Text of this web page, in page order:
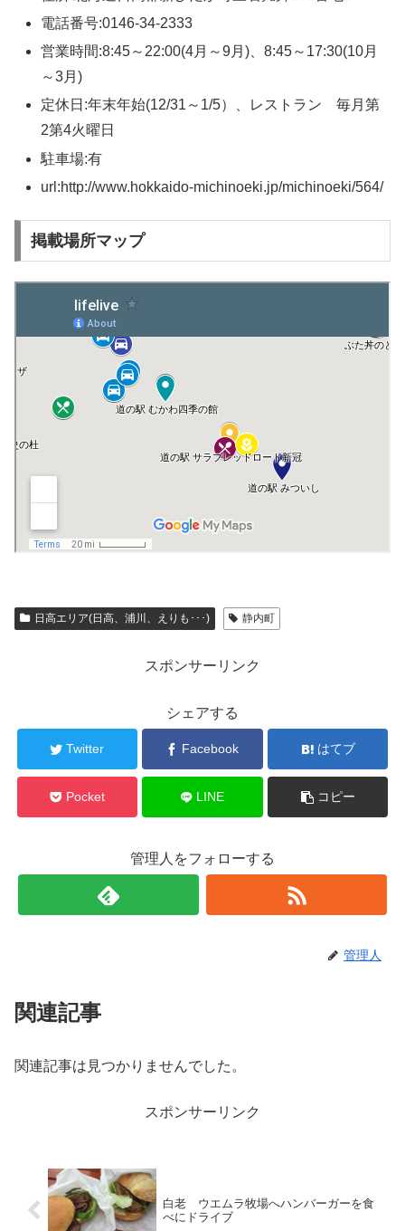
電話番号:0146-34-2333
営業時間:8:45～22:00(4月～9月)、8:45～17:30(10月
～3月)
定休日:年末年始(12/31～1/5）、レストラン 毎月第
2第4火曜日
駐車場:有
url:http://www.hokkaido-michinoeki.jp/michinoeki/564/
掲載場所マップ
日高エリア(日高、浦川、えりも･･･) 静内町
スポンサーリンク
シェアする
Twitter Facebook はてブ
Pocket LINE コピー
管理人をフォローする
管理人
関連記事
関連記事は見つかりませんでした。
スポンサーリンク
白老 ウエムラ牧場へハンバーガーを食
べにドライブ